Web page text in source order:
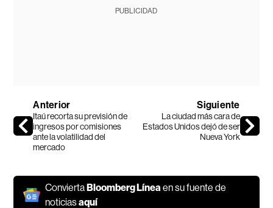
PUBLICIDAD
Anterior
Itaú recorta su previsión de
ingresos por comisiones
ante la volatilidad del
mercado
Siguiente
La ciudad más cara de
Estados Unidos dejó de ser
Nueva York
ConviertaBloomberg Línea en su fuente de
noticiasaquí